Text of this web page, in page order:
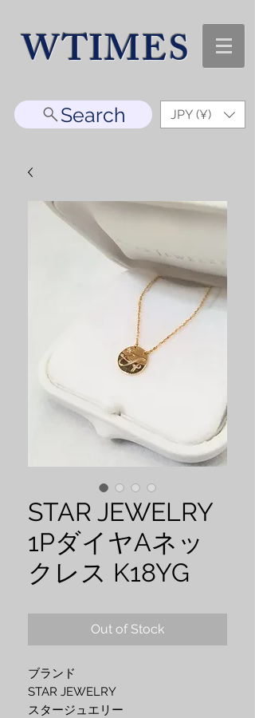
WTIMES
Search JPY (¥)
STAR JEWELRY
1PダイヤAネッ
クレス K18YG
Out of Stock
ブランド
STAR JEWELRY
スタージュエリー